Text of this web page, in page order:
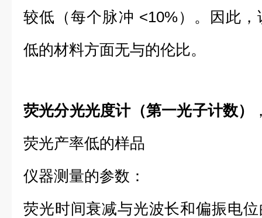
较低（每个脉冲 <10%）。因此
低的材料方面无与的伦比。
荧光分光光度计（第一光子计数）
荧光产率低的样品
仪器测量的参数：
荧光时间衰减与光波长和偏振电